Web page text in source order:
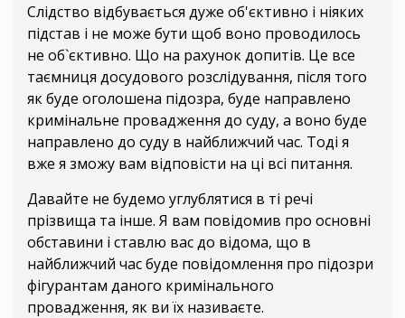
Слідство відбувається дуже об'єктивно і ніяких
підстав і не може бути щоб воно проводилось
не об`єктивно. Що на рахунок допитів. Це все
таємниця досудового розслідування, після того
як буде оголошена підозра, буде направлено
кримінальне провадження до суду, а воно буде
направлено до суду в найближчий час. Тоді я
вже я зможу вам відповісти на ці всі питання.
Давайте не будемо углублятися в ті речі
прізвища та інше. Я вам повідомив про основні
обставини і ставлю вас до відома, що в
найближчий час буде повідомлення про підозри
фігурантам даного кримінального
провадження, як ви їх називаєте.